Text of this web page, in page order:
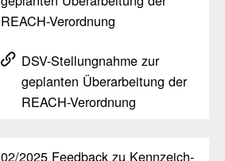
REACH-Verord­nung
DSV-Stel­lung­nahme zur
geplanten Überar­bei­tung der
REACH-Verord­nung
02/​2025 Feed­back zu Kenn­zeich­